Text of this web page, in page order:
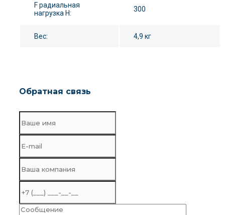
F радиальная
нагрузка Н:
300
Вес: 4,9 кг
Обратная связь